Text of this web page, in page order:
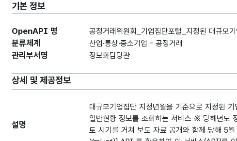
기본 정보
OpenAPI 명 공정거래위원회_기업집단포털_지정된 대규모
분류체계 산업·통상·중소기업 - 공정거래
관리부서명 정보화담당관
상세 및 제공정보
설명
대규모기업집단 지정년월을 기준으로 지정된
일반현황 정보를 조회하는 서비스 ※ 당해년도
토 시기를 거쳐 보도 자료 공개와 함께 당해 5